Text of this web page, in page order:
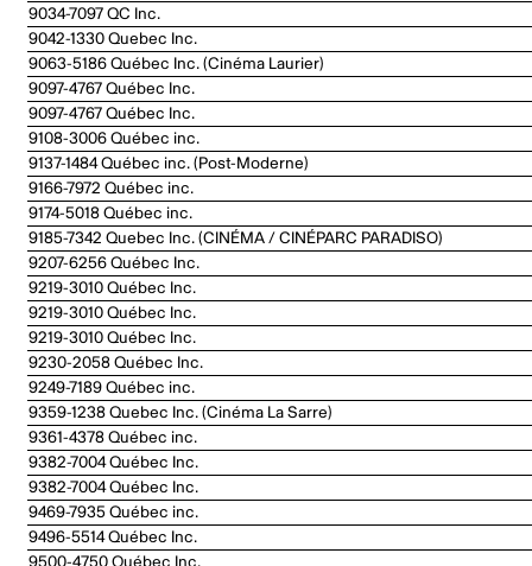
9034-7097 QC Inc.
9042-1330 Quebec Inc.
9063-5186 Québec Inc. (Cinéma Laurier)
9097-4767 Québec Inc.
9097-4767 Québec Inc.
9108-3006 Québec inc.
9137-1484 Québec inc. (Post-Moderne)
9166-7972 Québec inc.
9174-5018 Québec inc.
9185-7342 Quebec Inc. (CINÉMA / CINÉPARC PARADISO)
9207-6256 Québec Inc.
9219-3010 Québec Inc.
9219-3010 Québec Inc.
9219-3010 Québec Inc.
9230-2058 Québec Inc.
9249-7189 Québec inc.
9359-1238 Quebec Inc. (Cinéma La Sarre)
9361-4378 Québec inc.
9382-7004 Québec Inc.
9382-7004 Québec Inc.
9469-7935 Québec inc.
9496-5514 Québec Inc.
9500-4750 Québec Inc.